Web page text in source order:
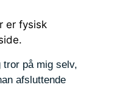
er fysisk
tror på mig selv,
afsluttende